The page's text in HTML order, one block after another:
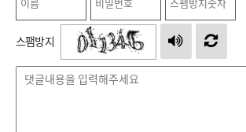
스팸방지